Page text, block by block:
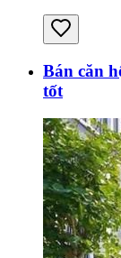
Bán căn
tốt